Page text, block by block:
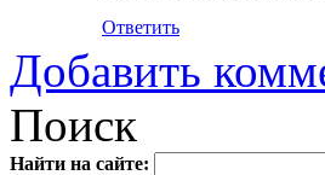
Ответить
Добавить
Поиск
Найти на сайте: